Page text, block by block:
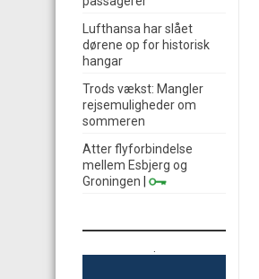
Lufthansa har slået
dørene op for historisk
hangar
Trods vækst: Mangler
rejsemuligheder om
sommeren
Atter flyforbindelse
mellem Esbjerg og
Groningen